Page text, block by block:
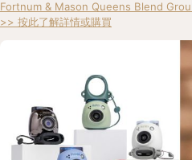
Fortnum & Mason Queens Blend
>> 按此了解詳情或購買